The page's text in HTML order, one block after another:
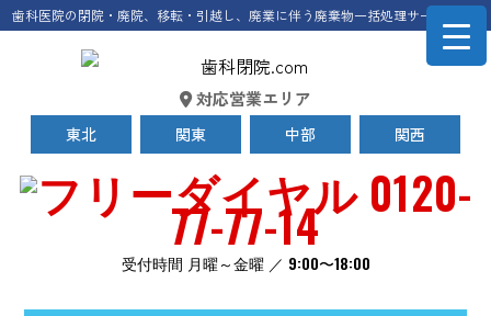
歯科医院の閉院・廃院、移転・引越し、廃業に伴う廃棄物一括処理サービス
対応営業エリア
東北 関東 中部 関西
0120-
77-77-14
受付時間 月曜～金曜 ／ 9:00〜18:00